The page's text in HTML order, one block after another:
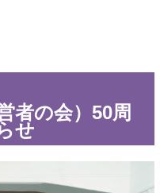
者の会）50周
せ